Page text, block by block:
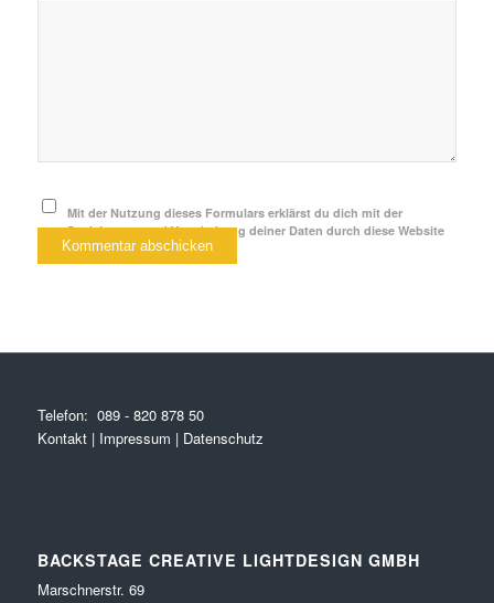
Mit der Nutzung dieses Formulars erklärst du dich mit der
Speicherung und Verarbeitung deiner Daten durch diese Website
einverstanden.*
Telefon: 089 - 820 878 50
Kontakt| Impressum | Datenschutz
BACKSTAGE CREATIVE LIGHTDESIGN GMBH
Marschnerstr. 69